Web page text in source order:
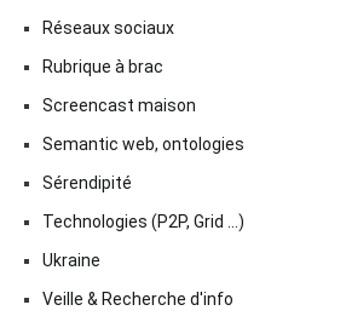
Réseaux sociaux
Rubrique à brac
Screencast maison
Semantic web, ontologies
Sérendipité
Technologies (P2P, Grid …)
Ukraine
Veille & Recherche d'info